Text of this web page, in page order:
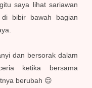
saya lihat sariawan
bibir bawah bagian
dan bersorak dalam
ketika bersama
berubah 😌